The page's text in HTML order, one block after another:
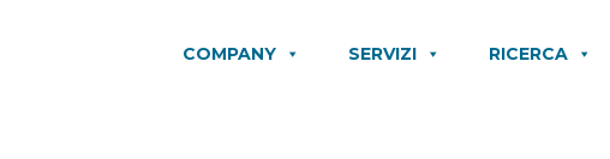
COMPANY SERVIZI RICERCA